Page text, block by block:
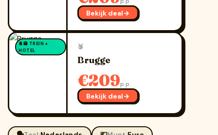
Bekijk deal→
🚆🏨 TREIN +
HOTEL
🥉
Brugge
€209p.p.
Bekijk deal→